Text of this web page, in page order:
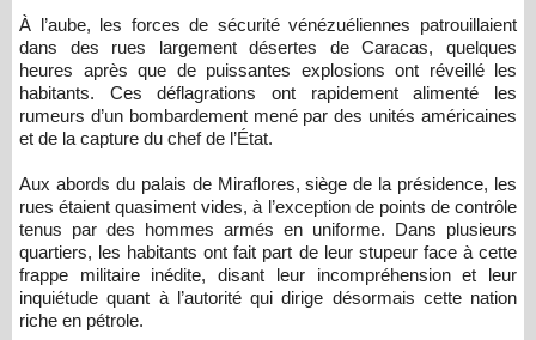
À l’aube, les forces de sécurité vénézuéliennes patrouillaient
dans des rues largement désertes de Caracas, quelques
heures après que de puissantes explosions ont réveillé les
habitants. Ces déflagrations ont rapidement alimenté les
rumeurs d’un bombardement mené par des unités américaines
et de la capture du chef de l’État.
Aux abords du palais de Miraflores, siège de la présidence, les
rues étaient quasiment vides, à l’exception de points de contrôle
tenus par des hommes armés en uniforme. Dans plusieurs
quartiers, les habitants ont fait part de leur stupeur face à cette
frappe militaire inédite, disant leur incompréhension et leur
inquiétude quant à l’autorité qui dirige désormais cette nation
riche en pétrole.